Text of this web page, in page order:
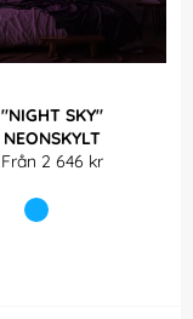
"NIGHT SKY"
NEONSKYLT
Från 2 646 kr